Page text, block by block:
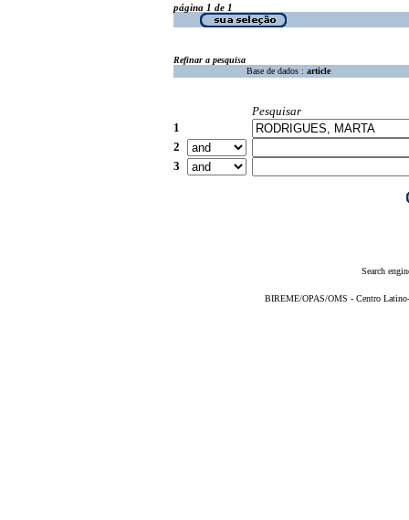
página 1 de 1
Refinar a pesquisa
Base de dados : article
Pesquisar
1
2
3
Search
BIREME/OPAS/OMS - Centro Latino-